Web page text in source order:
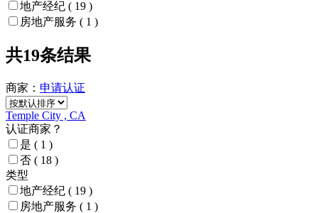
地产经纪 ( 19 )
房地产服务 ( 1 )
共19条结果
商家： 申请认证
Temple City , CA
认证商家？
是 ( 1 )
否 ( 18 )
类型
地产经纪 ( 19 )
房地产服务 ( 1 )